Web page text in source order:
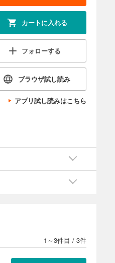
カートに入れる
フォローする
ブラウザ試し読み
アプリ試し読みはこちら
1～3件目 / 3件